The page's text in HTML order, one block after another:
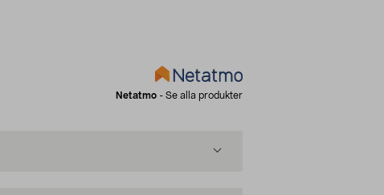
Netatmo - Se alla produkter